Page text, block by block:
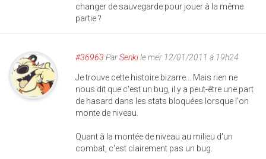
changer de sauvegarde pour jouer à la même
partie ?
#36963 ParSenkile mer 12/01/2011 à 19h24
Je trouve cette histoire bizarre... Mais rien ne
nous dit que c'est un bug, il y a peut-être une part
de hasard dans les stats bloquées lorsque l'on
monte de niveau.
Quant à la montée de niveau au milieu d'un
combat, c'est clairement pas un bug.